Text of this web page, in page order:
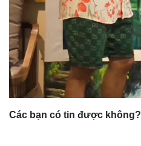
Các bạn có tin được không?